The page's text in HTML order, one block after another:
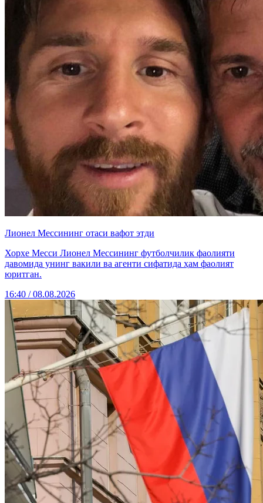
Лионел Мессининг отаси вафот этди
Хорхе Месси Лионел Мессининг футболчилик фаолияти
давомида унинг вакили ва агенти сифатида ҳам фаолият
юритган.
16:40 / 08.08.2026